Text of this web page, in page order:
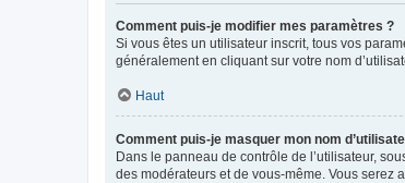
Comment puis-je modifier mes paramètres ?
Si vous êtes un utilisateur inscrit, tous vos
généralement en cliquant sur votre nom
Haut
Comment puis-je masquer mon nom
Dans le panneau de contrôle de l’utilisateur,
des modérateurs et de vous-même. Vous serez